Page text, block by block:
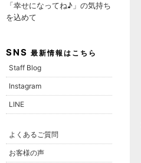
「幸せになってね♪」の気持ち
を込めて
SNS 最新情報はこちら
Staff Blog
Instagram
LINE
よくあるご質問
お客様の声